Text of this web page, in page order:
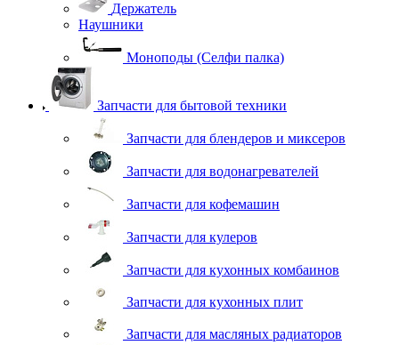
Держатель
Наушники
Моноподы (Селфи палка)
Запчасти для бытовой техники
Запчасти для блендеров и миксеров
Запчасти для водонагревателей
Запчасти для кофемашин
Запчасти для кулеров
Запчасти для кухонных комбаинов
Запчасти для кухонных плит
Запчасти для масляных радиаторов